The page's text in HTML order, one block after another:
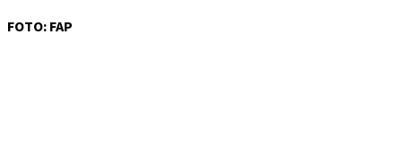
FOTO: FAP